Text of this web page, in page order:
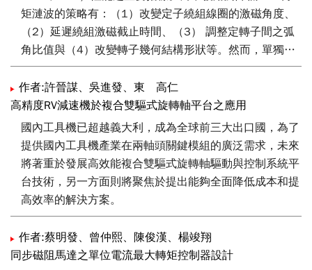
矩漣波的策略有：（1）改變定子繞組線圈的激磁角度、
（2）延遲繞組激磁截止時間、（3） 調整定轉子間之弧
角比值與（4）改變轉子幾何結構形狀等。然而，單獨運
用上述降低轉矩漣波策略時，SRM之輸出轉矩與效率也會
隨之下降的缺點。而本文則根據上述四種策略對轉矩漣
波、輸出轉矩與效率間之影響程度，運用田口法
（Taguchi method），提出一個最適當的混合設計模式，
據以優化SRM馬達。本文是以一部12槽8極SRM為探討對
象，並以3D FEM技術進行馬達特性分析與優化程序。研
發成果除可提供給產學業界之參考，並可協助廠商提升其
研發高效能磁阻馬達之技術能力。
作者:許晉謀、吳進發、東 高仁
高精度RV減速機於複合雙驅式旋轉軸平台之應用
國內工具機已超越義大利，成為全球前三大出口國，為了
提供國內工具機產業在兩軸頭關鍵模組的廣泛需求，未來
將著重於發展高效能複合雙驅式旋轉軸驅動與控制系統平
台技術，另一方面則將聚焦於提出能夠全面降低成本和提
高效率的解決方案。
作者:蔡明發、曾仲熙、陳俊漢、楊竣翔
同步磁阻馬達之單位電流最大轉矩控制器設計